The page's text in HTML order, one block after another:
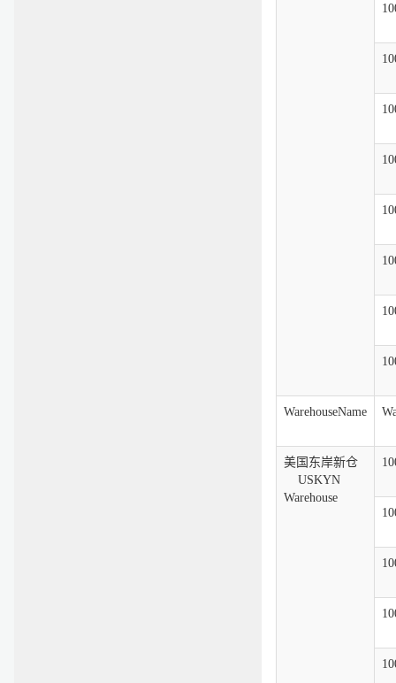
WarehouseName
美国东岸新仓
USKYN
Warehouse